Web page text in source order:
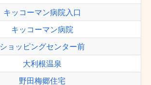
キッコーマン病院入口
キッコーマン病院
ショッピングセンター前
大利根温泉
野田梅郷住宅